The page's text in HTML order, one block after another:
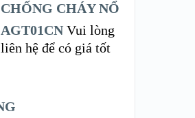
CHỐNG CHÁY NỔ
AGT01CN Vui lòng
liên hệ để có giá tốt